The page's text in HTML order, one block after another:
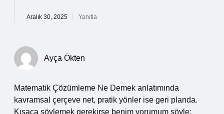
Aralık 30, 2025 Yanıtla
Ayça Ökten
Matematik Çözümleme Ne Demek anlatımında
kavramsal çerçeve net, pratik yönler ise geri planda.
Kısaca söylemek gerekirse benim yorumum şöyle: